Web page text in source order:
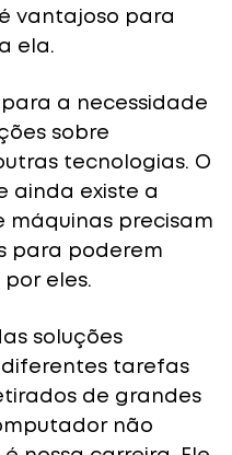
vantajoso para
ela.
a necessidade
sobre
tecnologias. O
ainda existe a
máquinas precisam
para poderem
eles.
soluções
tarefas
de grandes
não